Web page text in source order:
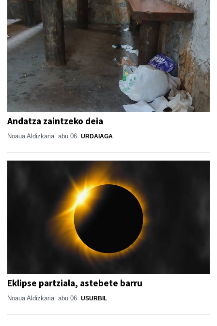
Andatza zaintzeko deia
Noaua Aldizkaria abu 06 URDAIAGA
Eklipse partziala, astebete barru
Noaua Aldizkaria abu 06 USURBIL